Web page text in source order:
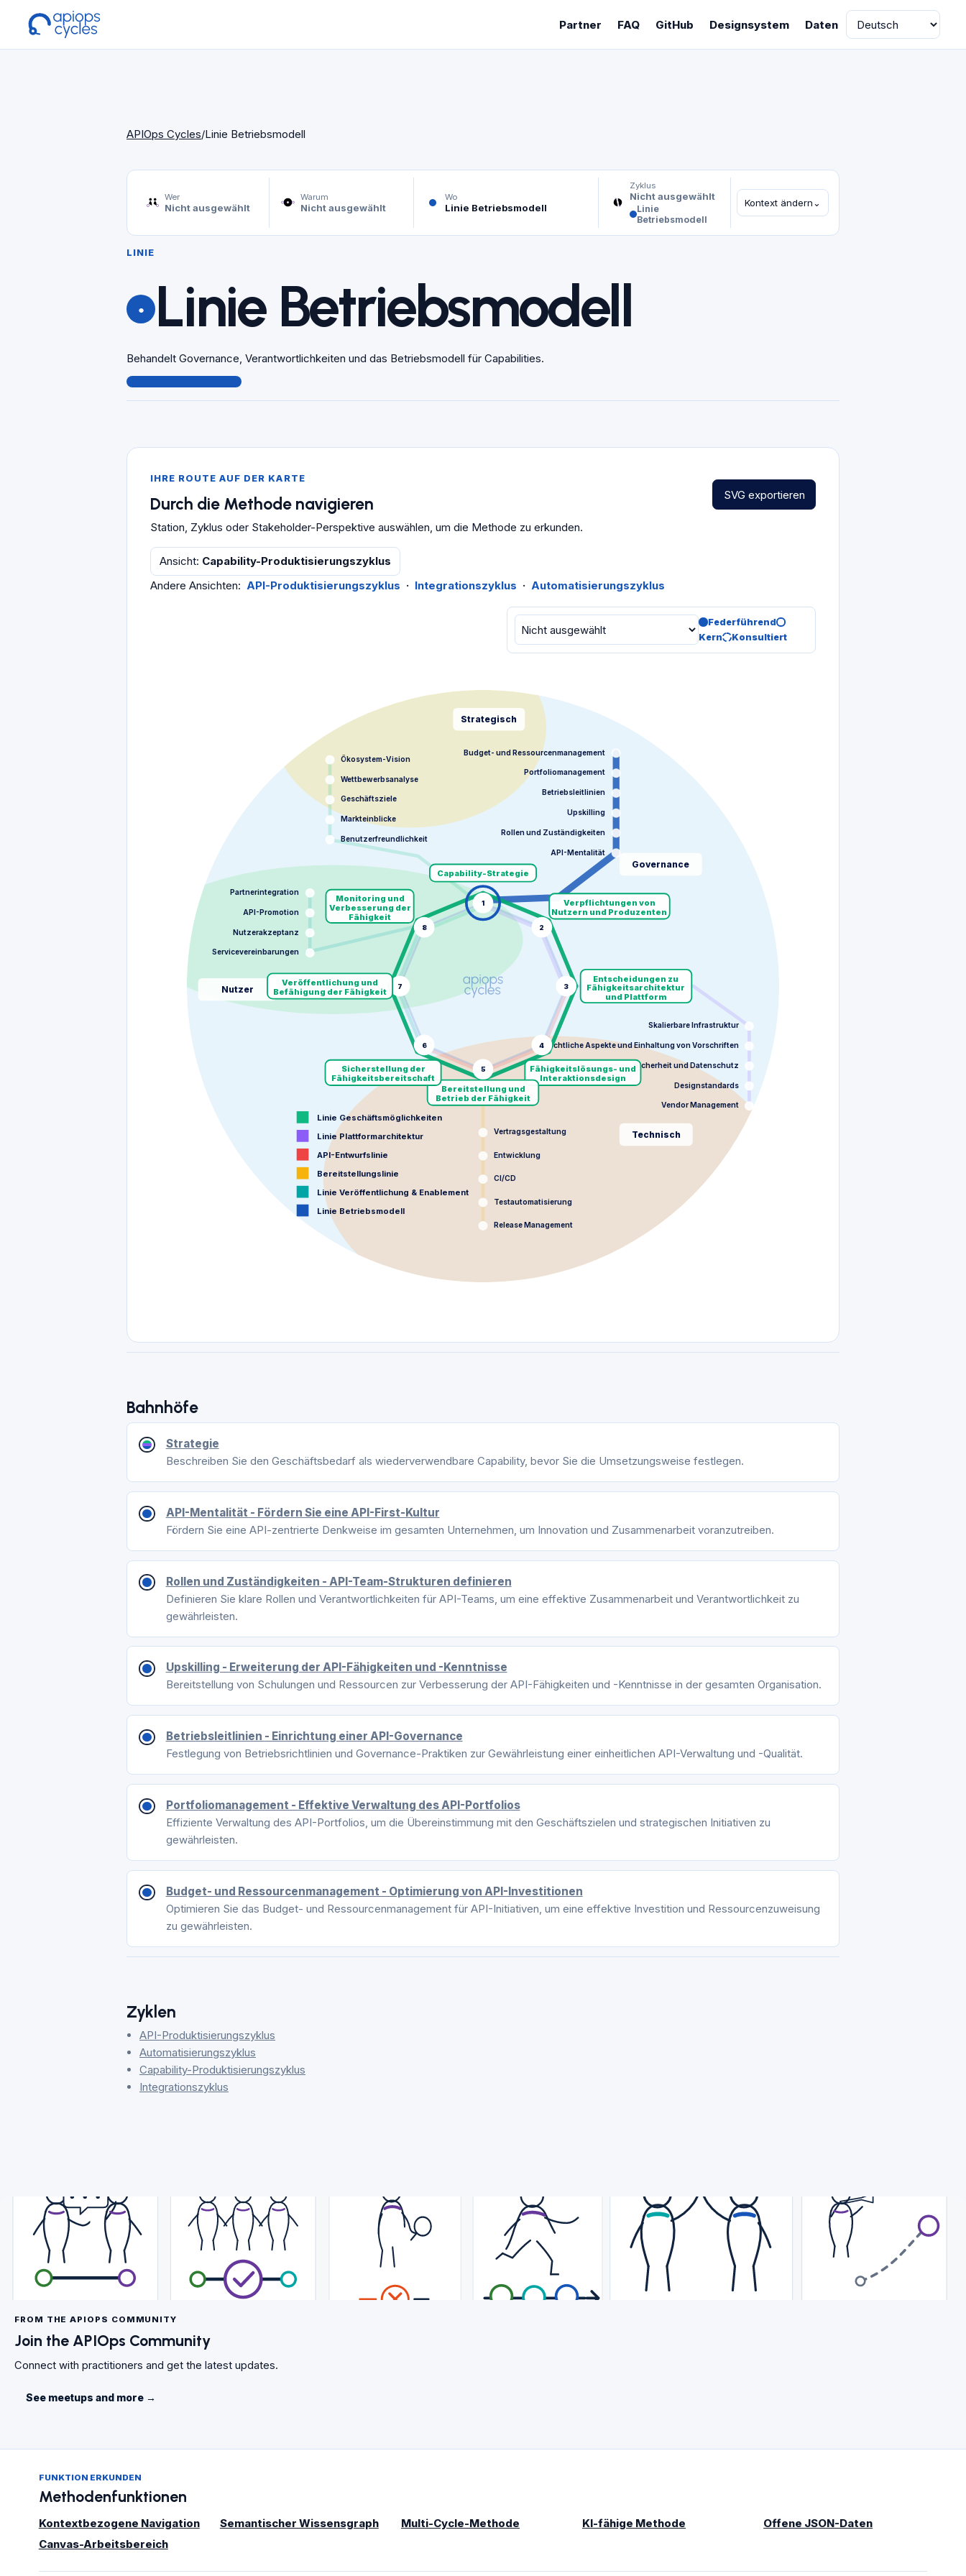
Partner FAQ GitHub Designsystem Daten
Sprache
APIOps Cycles/Linie Betriebsmodell
Wer
Nicht ausgewählt
Warum
Nicht ausgewählt
Wo
Linie Betriebsmodell
Zyklus
Nicht ausgewählt
Linie
Betriebsmodell
Kontext ändern⌄
LINIE
● Linie Betriebsmodell
Behandelt Governance, Verantwortlichkeiten und das Betriebsmodell für Capabilities.
IHRE ROUTE AUF DER KARTE
Durch die Methode navigieren SVG exportieren
Station, Zyklus oder Stakeholder-Perspektive auswählen, um die Methode zu erkunden.
Ansicht: Capability-Produktisierungszyklus
Andere Ansichten: API-Produktisierungszyklus · Integrationszyklus · Automatisierungszyklus
Federführend
Kern
Konsultiert
Strategisch
Governance
Nutzer
Technisch
Benutzerfreundlichkeit
Markteinblicke
Geschäftsziele
Wettbewerbsanalyse
Ökosystem-Vision
Skalierbare Infrastruktur
Rechtliche Aspekte und Einhaltung von Vorschriften
Sicherheit und Datenschutz
Designstandards
Vendor Management
Vertragsgestaltung
Entwicklung
CI/CD
Testautomatisierung
Release Management
Servicevereinbarungen
Nutzerakzeptanz
API-Promotion
Partnerintegration
API-Mentalität
Rollen und Zuständigkeiten
Upskilling
Betriebsleitlinien
Portfoliomanagement
Budget- und Ressourcenmanagement
1
Capability-Strategie
2
Verpflichtungen von
Nutzern und Produzenten
3
Entscheidungen zu
Fähigkeitsarchitektur
und Plattform
4
Fähigkeitslösungs- und
Interaktionsdesign
5
Bereitstellung und
Betrieb der Fähigkeit
6
Sicherstellung der
Fähigkeitsbereitschaft
7
Veröffentlichung und
Befähigung der Fähigkeit
8
Monitoring und
Verbesserung der
Fähigkeit
Linie Geschäftsmöglichkeiten
Linie Plattformarchitektur
API-Entwurfslinie
Bereitstellungslinie
Linie Veröffentlichung & Enablement
Linie Betriebsmodell
Bahnhöfe
Strategie
Beschreiben Sie den Geschäftsbedarf als wiederverwendbare Capability, bevor Sie die Umsetzungsweise festlegen.
API-Mentalität - Fördern Sie eine API-First-Kultur
Fördern Sie eine API-zentrierte Denkweise im gesamten Unternehmen, um Innovation und Zusammenarbeit voranzutreiben.
Rollen und Zuständigkeiten - API-Team-Strukturen definieren
Definieren Sie klare Rollen und Verantwortlichkeiten für API-Teams, um eine effektive Zusammenarbeit und Verantwortlichkeit zu
gewährleisten.
Upskilling - Erweiterung der API-Fähigkeiten und -Kenntnisse
Bereitstellung von Schulungen und Ressourcen zur Verbesserung der API-Fähigkeiten und -Kenntnisse in der gesamten Organisation.
Betriebsleitlinien - Einrichtung einer API-Governance
Festlegung von Betriebsrichtlinien und Governance-Praktiken zur Gewährleistung einer einheitlichen API-Verwaltung und -Qualität.
Portfoliomanagement - Effektive Verwaltung des API-Portfolios
Effiziente Verwaltung des API-Portfolios, um die Übereinstimmung mit den Geschäftszielen und strategischen Initiativen zu
gewährleisten.
Budget- und Ressourcenmanagement - Optimierung von API-Investitionen
Optimieren Sie das Budget- und Ressourcenmanagement für API-Initiativen, um eine effektive Investition und Ressourcenzuweisung
zu gewährleisten.
Zyklen
API-Produktisierungszyklus
Automatisierungszyklus
Capability-Produktisierungszyklus
Integrationszyklus
FROM THE APIOPS COMMUNITY
Join the APIOps Community
Connect with practitioners and get the latest updates.
See meetups and more →
FUNKTION ERKUNDEN
Methodenfunktionen
Kontextbezogene Navigation Semantischer Wissensgraph Multi-Cycle-Methode KI-fähige Methode
Offene JSON-Daten
Canvas-Arbeitsbereich